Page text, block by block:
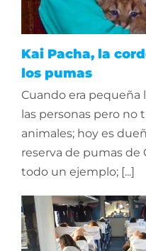
Kai Pacha, la
los pumas
Cuando era pequeña
las personas pero no
animales; hoy es
reserva de pumas de
todo un ejemplo; [...]